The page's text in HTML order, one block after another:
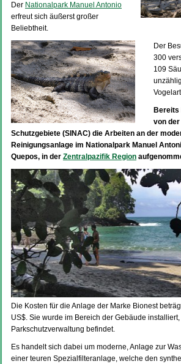
Der Nationalpark Manuel Antonio
erfreut sich äußerst großer
Beliebtheit.
Der
300
109
Bereits
von
Schutzgebiete (SINAC) die Arbeiten an der
Reinigungsanlage im Nationalpark Manuel
Quepos, in der Zentralpazifik Region
Die Kosten für die Anlage der Marke Bionest
US$. Sie wurde im Bereich der Gebäude
Parkschutzverwaltung befindet.
Es handelt sich dabei um moderne, Anlage zur
einer teuren Spezialfilteranlage, welche den